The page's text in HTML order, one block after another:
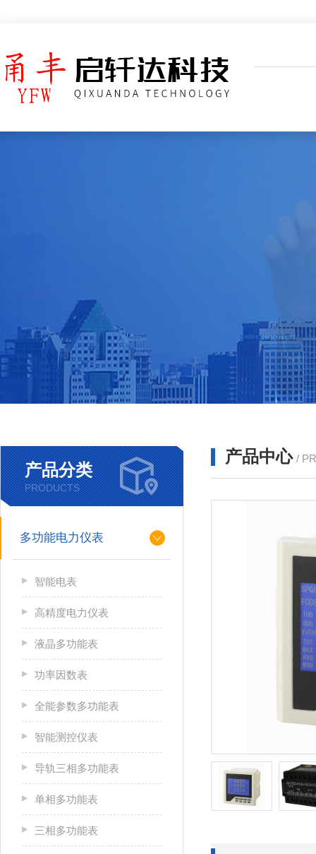
产品分类
PRODUCTS
多功能电力仪表
智能电表
高精度电力仪表
液晶多功能表
功率因数表
全能参数多功能表
智能测控仪表
导轨三相多功能表
单相多功能表
三相多功能表
产品中心 /